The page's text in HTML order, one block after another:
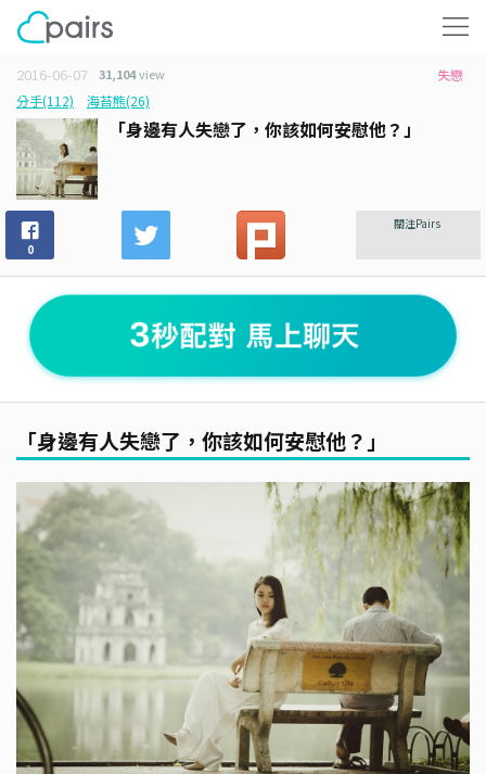
2016-06-07 31,104view
失戀
分手(112)
海苔熊(26)
「身邊有人失戀了，你該如何安慰他？」
0
關注Pairs
「身邊有人失戀了，你該如何安慰他？」